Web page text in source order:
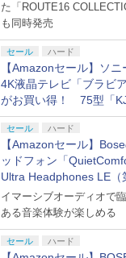
た「ROUTE16
も同時発売
セール ハード
【Amazonセール】ソニ
4K液晶テレビ「ブラビア
がお買い得！ 75型「
75X75WL」などライン
プ
セール ハード
【Amazonセール】
ッドフォン「
Ultra Headphones LE（
世代）」などお買い得
登場
イマーシブオーディオで
ある音楽体験が楽しめる
セール ハード